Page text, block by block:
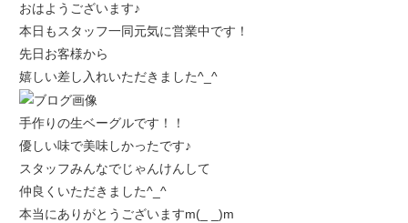
おはようございます♪
本日もスタッフ一同元気に営業中です！
先日お客様から
嬉しい差し入れいただきました^_^
手作りの生ベーグルです！！
優しい味で美味しかったです♪
スタッフみんなでじゃんけんして
仲良くいただきました^_^
本当にありがとうございますm(_ _)m